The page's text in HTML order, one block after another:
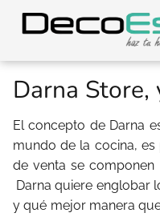
Darna Store,
El concepto de Darna
mundo de la cocina,
de venta se componen
Darna quiere englobar
y qué mejor manera